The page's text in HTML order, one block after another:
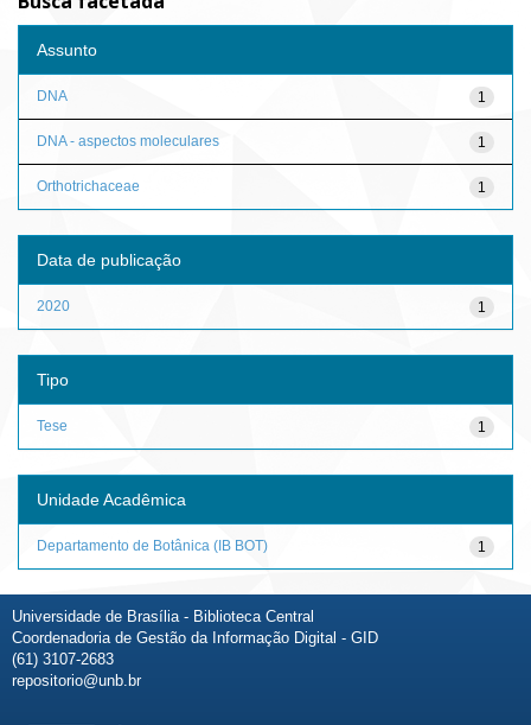
Assunto
1
DNA
1
DNA - aspectos moleculares
1
Orthotrichaceae
Data de publicação
1
2020
Tipo
1
Tese
Unidade Acadêmica
1
Departamento de Botânica (IB BOT)
Universidade de Brasília - Biblioteca Central
Coordenadoria de Gestão da Informação Digital - GID
(61) 3107-2683
repositorio@unb.br